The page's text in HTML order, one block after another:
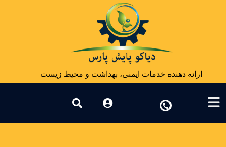
ارائه دهنده خدمات ایمنی، بهداشت و محیط زیست